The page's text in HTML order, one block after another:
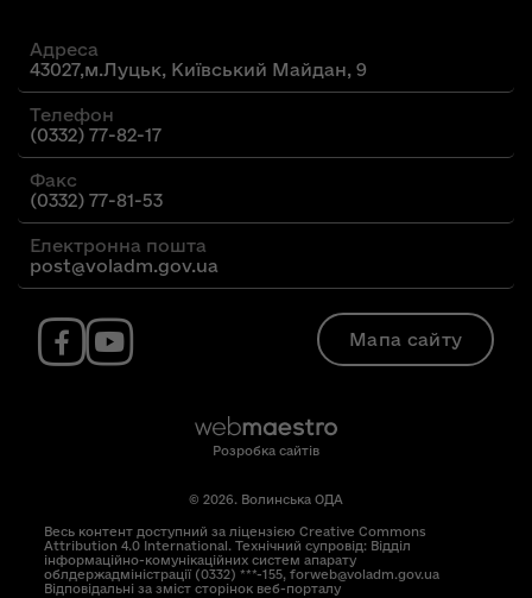
Адреса
43027,м.Луцьк, Київський Майдан, 9
Телефон
(0332) 77-82-17
Факс
(0332) 77-81-53
Електронна пошта
post@voladm.gov.ua
Мапа сайту
Розробка сайтів
© 2026. Волинська ОДА
Весь контент доступний за ліцензією Creative Commons
Attribution 4.0 International. Технічний супровід: Відділ
інформаційно-комунікаційних систем апарату
облдержадміністрації (0332) ***-155, forweb@voladm.gov.ua
Відповідальні за зміст сторінок веб-порталу